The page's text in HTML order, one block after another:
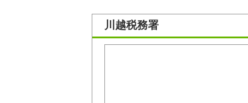
川越税務署